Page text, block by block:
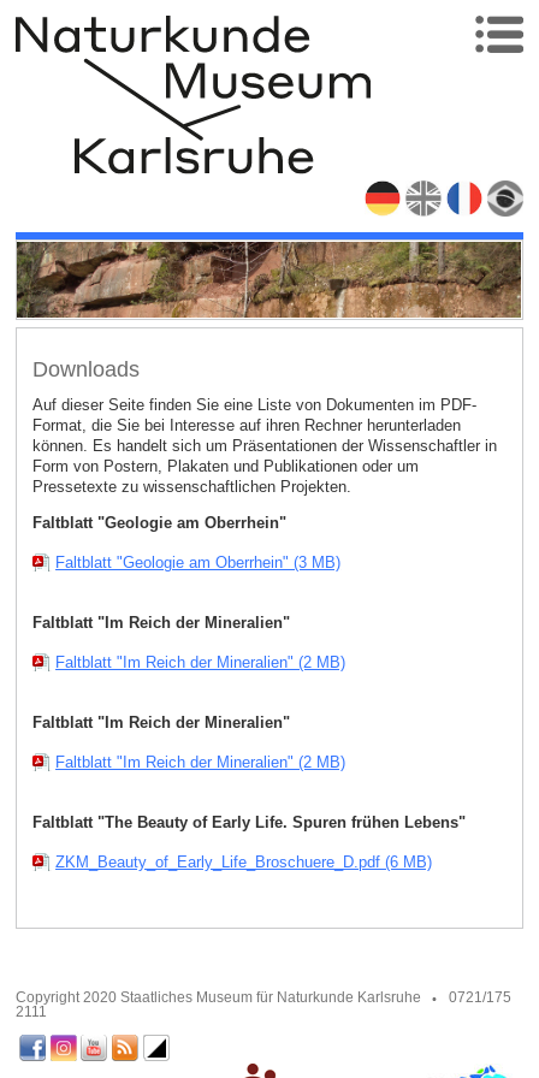
Downloads
Auf dieser Seite finden Sie eine Liste von Dokumenten im PDF-
Format, die Sie bei Interesse auf ihren Rechner herunterladen
können. Es handelt sich um Präsentationen der Wissenschaftler in
Form von Postern, Plakaten und Publikationen oder um
Pressetexte zu wissenschaftlichen Projekten.
Faltblatt "Geologie am Oberrhein"
Faltblatt "Geologie am Oberrhein" (3 MB)
Faltblatt "Im Reich der Mineralien"
Faltblatt "Im Reich der Mineralien" (2 MB)
Faltblatt "Im Reich der Mineralien"
Faltblatt "Im Reich der Mineralien" (2 MB)
Faltblatt "The Beauty of Early Life. Spuren frühen Lebens"
ZKM_Beauty_of_Early_Life_Broschuere_D.pdf (6 MB)
Copyright 2020 Staatliches Museum für Naturkunde Karlsruhe
0721/175
2111